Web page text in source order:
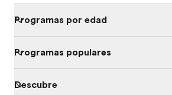
Programas por edad
Programas populares
Descubre